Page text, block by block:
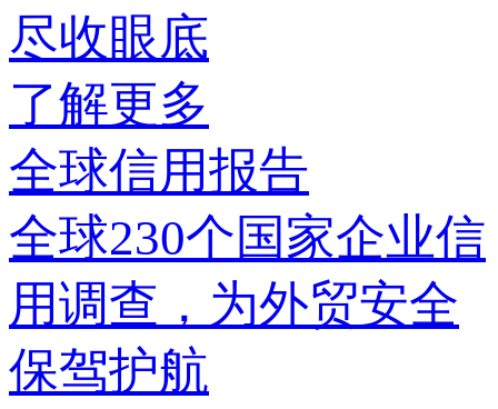
尽收眼底
了解更多
全球信用报告
全球230个国家企业信
用调查，为外贸安全
保驾护航